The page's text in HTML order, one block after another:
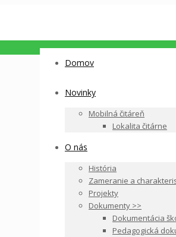
Domov
Novinky
Mobilná čitáreň
Lokalita čitárne
O nás
História
Zameranie a
Projekty
Dokumenty >>
Dokumentácia
Pedagogická